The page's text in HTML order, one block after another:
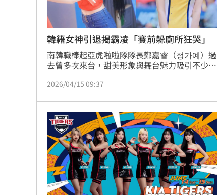
韓籍女神引退揭霸凌「賽前躲廁所狂哭」
南韓職棒起亞虎啦啦隊隊長鄭嘉睿（정가예）過
去曾多次來台，甜美形象與舞台魅力吸引不少球
宣布辭去啦啦隊身分，並首度揭露自己長期在職
強烈恐懼躲進廁所痛哭，身心狀況亮起紅燈，引
發外界震驚與不捨。
2026/04/15 09:37